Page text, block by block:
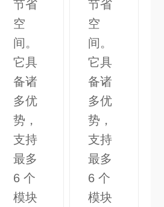
节省
空
间。
它具
备诸
多优
势，
支持
最多
6 个
模块
节省
空
间。
它具
备诸
多优
势，
支持
最多
6 个
模块